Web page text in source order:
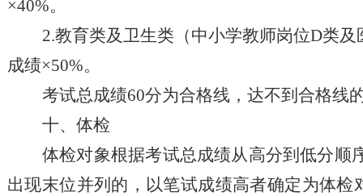
×40%。
2.教育类及卫生类（中小学教师岗位D类
成绩×50%。
考试总成绩60分为合格线，达不到合格线
十、体检
体检对象根据考试总成绩从高分到低分顺
出现末位并列的，以笔试成绩高者确定为体